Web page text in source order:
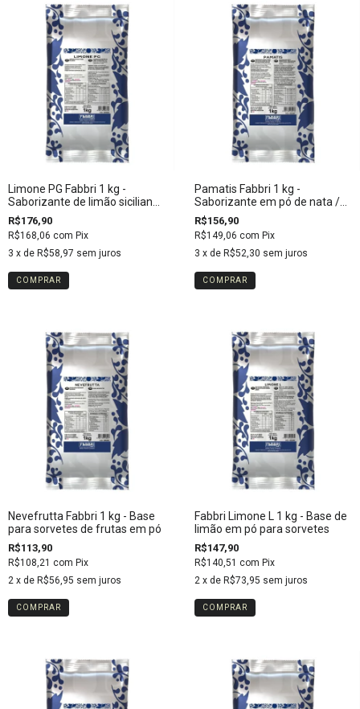
Limone PG Fabbri 1 kg -
Saborizante de limão siciliano
em pó
R$176,90
R$168,06 com Pix
3 x de R$58,97 sem juros
Pamatis Fabbri 1 kg -
Saborizante em pó de nata /
mascarpone
R$156,90
R$149,06 com Pix
3 x de R$52,30 sem juros
Nevefrutta Fabbri 1 kg - Base
para sorvetes de frutas em pó
R$113,90
R$108,21 com Pix
2 x de R$56,95 sem juros
Fabbri Limone L 1 kg - Base de
limão em pó para sorvetes
R$147,90
R$140,51 com Pix
2 x de R$73,95 sem juros